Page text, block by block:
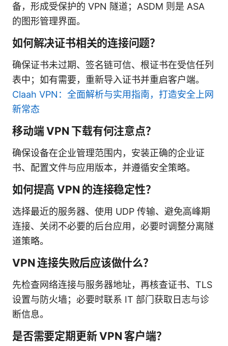
备，形成受保护的 VPN 隧道；ASDM 则是 ASA
的图形管理界面。
如何解决证书相关的连接问题？
确保证书未过期、签名链可信、根证书在受信任列
表中；如有需要，重新导入证书并重启客户端。
Claah VPN：全面解析与实用指南，打造安全上网
新常态
移动端 VPN 下载有何注意点？
确保设备在企业管理范围内，安装正确的企业证
书、配置文件与应用版本，并遵循安全策略。
如何提高 VPN 的连接稳定性？
选择最近的服务器、使用 UDP 传输、避免高峰期
连接、关闭不必要的后台应用，必要时调整分离隧
道策略。
VPN 连接失败后应该做什么？
先检查网络连接与服务器地址，再核查证书、TLS
设置与防火墙；必要时联系 IT 部门获取日志与诊
断信息。
是否需要定期更新 VPN 客户端？